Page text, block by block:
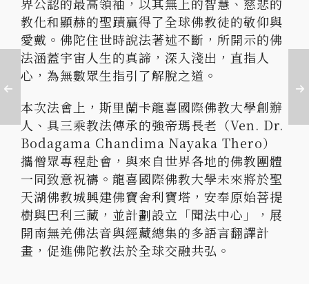
界公認的最高領袖，以其無上的智慧、慈悲的
教化和顯赫的聖蹟贏得了全球佛教徒的敬仰與
愛戴。佛陀住世時說法著述不斷，所開示的佛
法涵蓋宇宙人生的真諦，深入淺出，直指人
心，為無數眾生指引了解脫之道。
本次法會上，斯里蘭卡龍喜國際佛教大學創辦
人、具三乘教法傳承的強帝瑪長老（Ven. Dr.
Bodagama Chandima Nayaka Thero）
攜僧眾專程赴會，與來自世界各地的佛教團體
一同致意祝禱。龍喜國際佛教大學未來將於聖
天湖佛教城興建佛寶舍利寶塔，安奉原始菩提
樹與巴利三藏，並計劃設立「聞法中心」，展
開南無羌佛法音與經藏總集的多語言翻譯計
畫，促進佛陀教法於全球交融共弘。